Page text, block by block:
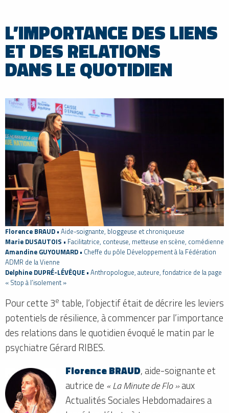
L’IMPORTANCE DES LIENS
ET DES RELATIONS
DANS LE QUOTIDIEN
Florence BRAUD • Aide-soignante, bloggeuse et chroniqueuse
Marie DUSAUTOIS • Facilitatrice, conteuse, metteuse en scène, comédienne
Amandine GUYOUMARD • Cheffe du pôle Développement à la Fédération
ADMR de la Vienne
Delphine DUPRÉ-LÉVÊQUE • Anthropologue, auteure, fondatrice de la page
« Stop à l’isolement »
Pour cette 3e table, l’objectif était de décrire les leviers
potentiels de résilience, à commencer par l’importance
des relations dans le quotidien évoqué le matin par le
psychiatre Gérard RIBES.
Florence BRAUD, aide-soignante et
autrice de « La Minute de Flo »aux
Actualités Sociales Hebdomadaires a